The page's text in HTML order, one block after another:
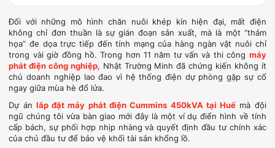
Đối với những mô hình chăn nuôi khép kín hiện đại, mất điện
không chỉ đơn thuần là sự gián đoạn sản xuất, mà là một “thảm
họa” đe dọa trực tiếp đến tính mạng của hàng ngàn vật nuôi chỉ
trong vài giờ đồng hồ. Trong hơn 11 năm tư vấn và thi công máy
phát điện công nghiệp, Nhật Trường Minh đã chứng kiến không ít
chủ doanh nghiệp lao đao vì hệ thống điện dự phòng gặp sự cố
ngay giữa mùa hè đổ lửa.
Dự án lắp đặt máy phát điện Cummins 450kVA tại Huế mà đội
ngũ chúng tôi vừa bàn giao mới đây là một ví dụ điển hình về tính
cấp bách, sự phối hợp nhịp nhàng và quyết định đầu tư chính xác
của chủ đầu tư để bảo vệ khối tài sản khổng lồ.